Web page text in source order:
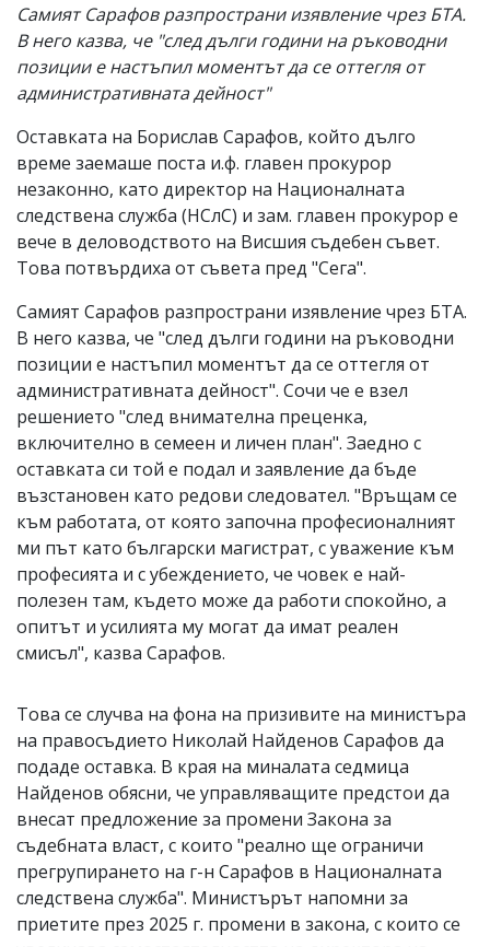
от
читателите
и
редакцията
не
отговорност
тях!
Ако
откриете
обиден
за
вас
моля
сигнализирайте
ни!
Самият Сарафов разпространи изявление чрез БТА.
В него казва, че "след дълги години на ръководни
позиции е настъпил моментът да се оттегля от
административната дейност"
Оставката на Борислав Сарафов, който дълго
време заемаше поста и.ф. главен прокурор
незаконно, като директор на Националната
следствена служба (НСлС) и зам. главен прокурор е
вече в деловодството на Висшия съдебен съвет.
Това потвърдиха от съвета пред "Сега".
Самият Сарафов разпространи изявление чрез БТА.
В него казва, че "след дълги години на ръководни
позиции е настъпил моментът да се оттегля от
административната дейност". Сочи че е взел
решението "след внимателна преценка,
включително в семеен и личен план". Заедно с
оставката си той е подал и заявление да бъде
възстановен като редови следовател. "Връщам се
към работата, от която започна професионалният
ми път като български магистрат, с уважение към
професията и с убеждението, че човек е най-
полезен там, където може да работи спокойно, а
опитът и усилията му могат да имат реален
смисъл", казва Сарафов.
Това се случва на фона на призивите на министъра
на правосъдието Николай Найденов Сарафов да
подаде оставка. В края на миналата седмица
Найденов обясни, че управляващите предстои да
внесат предложение за промени Закона за
съдебната власт, с които "реално ще ограничи
прегрупирането на г-н Сарафов в Националната
следствена служба". Министърът напомни за
приетите през 2025 г. промени в закона, с които се